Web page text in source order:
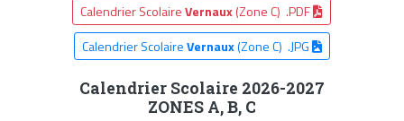
Calendrier ScolaireVernaux(Zone C) .PDF
Calendrier ScolaireVernaux(Zone C) .JPG
Calendrier Scolaire 2026-2027
ZONES A, B, C